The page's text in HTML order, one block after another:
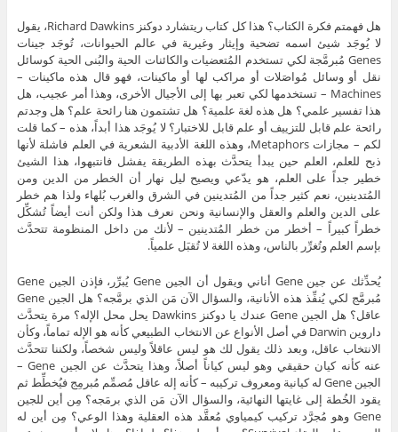
هل فهمتم فكرة الكتاب؟ هذا كل كتاب ريتشارد دوكنز Richard Dawkins، يقول
لا يُوجَد شيئ اسمه تضحية وإيثار وغيرية في عالم الحيوانات، تُوجَد جينات
Genes مُبرمَّجة لكي تستخدم المُتعضيات والكائنات الحية والبُنى الحية كوسائل
نقل أو وسائل مُواصَلات أو مراكب لها أو ماكينات، فهو قال هذه ماكينات –
Machines – تستخدمها لكي تعبر بها إلى الأجيال الأخرى، وهذا أمر عجيب، هل
هذا تفسير علمي؟ هل هذه لغة علمية؟ هل تشتمون هنا رائحة علم؟ هل وجدتم
رائحة علم قابل للتزييف أو علم قابل للاختبار؟ لا يُوجَد هذا أبداً، هذه – كما قلت
لكم – مجازات Metaphors، وهذه اللغة الأدبية الشعرية في العلم فاشلة لأنها
ذبح للعلم، العلم حين يبدأ يتحدَّث بهذه الطريقة يفشل فانتبهوا، هذا الشيئ
خطير جداً على العلم، هو يدّعي ويصيح ليل نهار أن الخطر من الدين ومن
المُتدينين، نعم كثير جداً من المُتدينين في الشرق والغرب بُلهاء ولذا هم خطر
على الدين والعلم والعقل والإنسانية ونحن نعرف هذا ولكن أنت أيضاً تُشكِّل
خطراً كبيراً – أخطر من خطر المُتدينين – لأنك من داخل المنظومة تتحدَّث
بإسم العلم وتُغرِّر بالناس، وهذه اللغة لا تُقبَل علمياً.
يُحدِّثك عن جين Gene أناني ويقول أن الجين Gene يُبرِّر، فإذن الجين Gene
مُبرمَّج لكي يُنفِّذ هذه الأنانية، والسؤال الآن مَن الذي برمَّجه؟ هل الجين Gene
عاقل؟ هل الجين Gene عندك يا دوكنز Dawkins يحل محل الإله؟ مرة يتحدَّث
داروين Darwin في أصل الأنواع عن الانتخاب الطبيعي كأنه هو الإله تماماً، وكأن
الانتخاب عاقل، وبعد ذلك يقول لك هو ليس عاقلاً وليس شخصاً، ولكننا تتحدَّث
عنه كأنه كيان حقيقي وهو ليس كياناً أصلاً، وهذا يتحدَّث عن الجين Gene –
الجين Gene له كيانية ومعروف تركيبه – كأنه إله عاقل مُصمِّم مُبرمِج فيُخطِّط ثم
يقود الخُطة إلى غايتها النهائية، والسؤال الآن مَن الذي برمَجه؟ مِن أين للجين
Gene وهو مُجرَّد تركيب كيمياوي مُعقَّد هذه العقلية وهذا الوعي؟ مِن أين له